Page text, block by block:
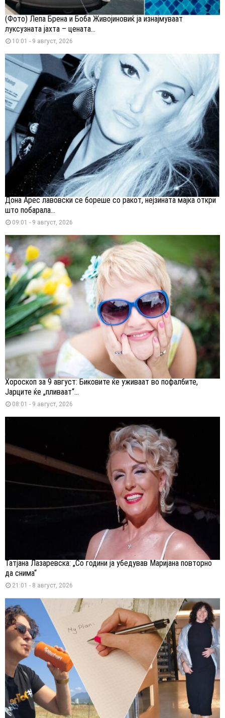
(Фото) Лепа Брена и Боба Живојиновиќ ја изнајмуваат
луксузната јахта – цената...
10:01 - 9 август, 2026
Дона Арес лавовски се бореше со ракот, нејзината мајка откри
што побарала...
09:01 - 9 август, 2026
Хороскоп за 9 август: Биковите ќе уживаат во пофалбите,
Јарците ќе „пливаат“...
08:01 - 9 август, 2026
Татјана Лазаревска: „Со години ја убедував Маријана повторно
да снима“
21:01 - 8 август, 2026